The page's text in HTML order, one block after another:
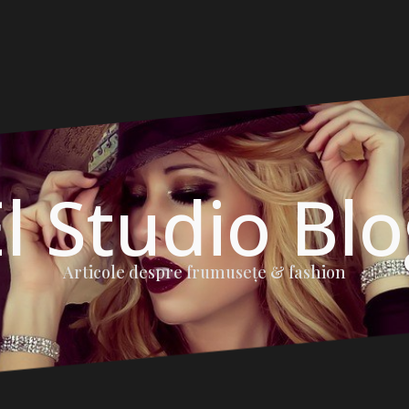
Studio
Articole despre frumuseţe & fashion